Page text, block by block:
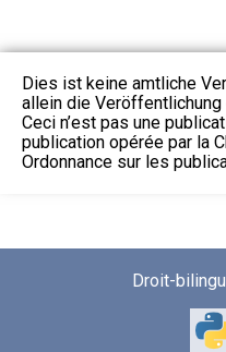
Dies ist keine amtliche
allein die
Ceci n’est pas une
publication opérée par la
Ordonnance sur les
Droit-